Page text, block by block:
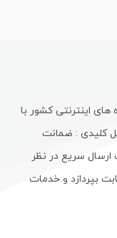
اینترنتی کشور با
کلیدی : ضمانت
سریع در نظر
بپردازد و خدمات